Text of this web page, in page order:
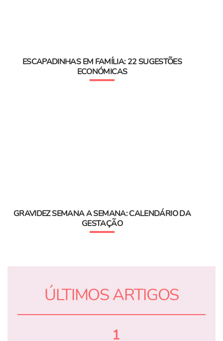
ESCAPADINHAS EM FAMÍLIA: 22 SUGESTÕES
ECONÓMICAS
GRAVIDEZ SEMANA A SEMANA: CALENDÁRIO DA
GESTAÇÃO
ÚLTIMOS ARTIGOS
1